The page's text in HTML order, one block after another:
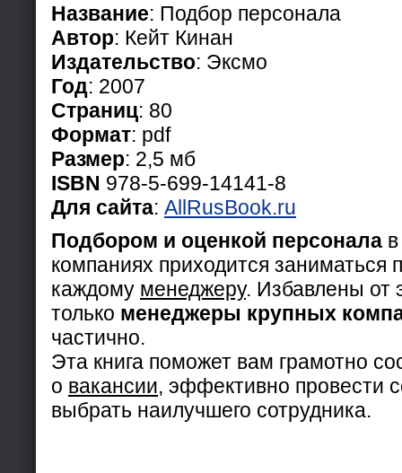
Название: Подбор персонала
Автор: Кейт Кинан
Издательство: Эксмо
Год: 2007
Страниц: 80
Формат: pdf
Размер: 2,5 мб
ISBN 978-5-699-14141-8
Для сайта: AllRusBook.ru
Подбором и оценкой персонала
компаниях приходится заниматься
каждому менеджеру. Избавлены от
только менеджеры крупных
частично.
Эта книга поможет вам грамотно
о вакансии, эффективно провести
выбрать наилучшего сотрудника.